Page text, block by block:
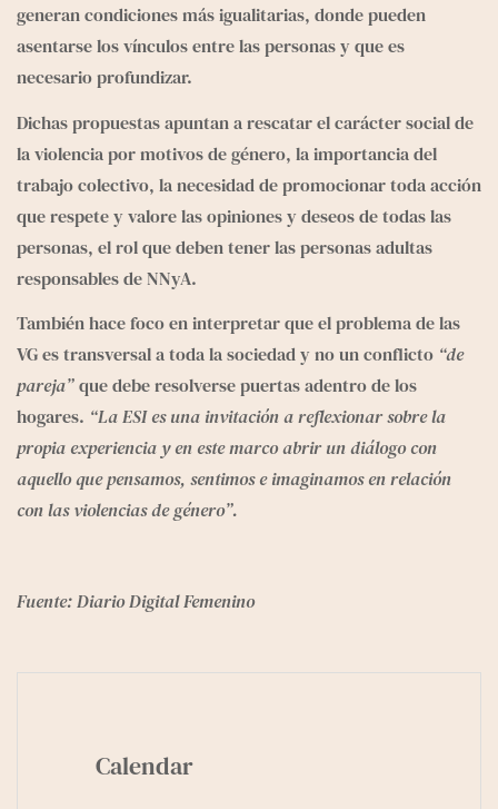
generan condiciones más igualitarias, donde pueden
asentarse los vínculos entre las personas y que es
necesario profundizar.
Dichas propuestas apuntan a rescatar el carácter social de
la violencia por motivos de género, la importancia del
trabajo colectivo, la necesidad de promocionar toda acción
que respete y valore las opiniones y deseos de todas las
personas, el rol que deben tener las personas adultas
responsables de NNyA.
También hace foco en interpretar que el problema de las
VG es transversal a toda la sociedad y no un conflicto “de
pareja” que debe resolverse puertas adentro de los
hogares. “La ESI es una invitación a reflexionar sobre la
propia experiencia y en este marco abrir un diálogo con
aquello que pensamos, sentimos e imaginamos en relación
con las violencias de género”.
Fuente: Diario Digital Femenino
Calendar